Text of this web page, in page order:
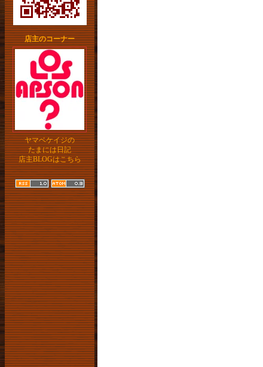
店主のコーナー
ヤマベケイジの
たまには日記
店主BLOGはこちら